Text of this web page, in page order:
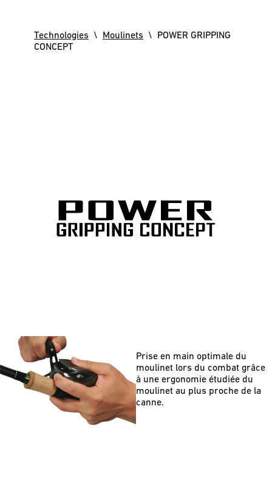
Technologies \ Moulinets \ POWER GRIPPING
CONCEPT
Prise en main optimale du
moulinet lors du combat grâce
à une ergonomie étudiée du
moulinet au plus proche de la
canne.